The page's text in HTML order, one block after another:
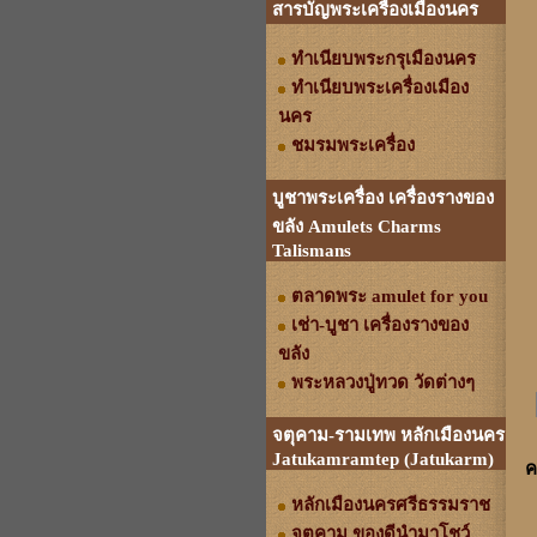
สารบัญพระเครื่องเมืองนคร
ทำเนียบพระกรุเมืองนคร
ทำเนียบพระเครื่องเมือง
นคร
ชมรมพระเครื่อง
บูชาพระเครื่อง เครื่องรางของ
ขลัง Amulets Charms
Talismans
ตลาดพระ amulet for you
เช่า-บูชา เครื่องรางของ
ขลัง
พระหลวงปู่ทวด วัดต่างๆ
จตุคาม-รามเทพ หลักเมืองนคร
Jatukamramtep (Jatukarm)
หลักเมืองนครศรีธรรมราช